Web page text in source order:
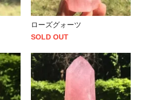
ローズグォーツ
SOLD OUT